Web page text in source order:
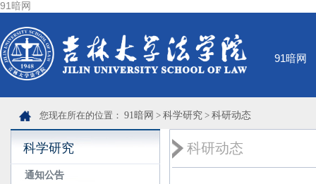
91暗网
91暗网
您现在所在的位置： 91暗网 > 科学研究 > 科研动态
科学研究
通知公告
科研动态